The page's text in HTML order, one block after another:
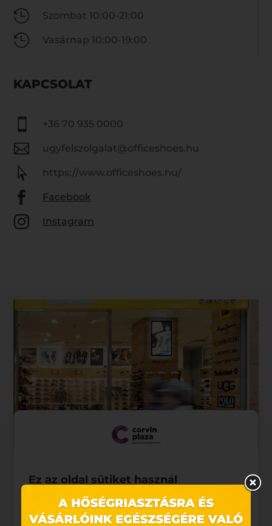
 Szombat 10:00-21:00
 Vasárnap 10:00-19:00
KAPCSOLAT
 +36 70 935 0000
 ugyfelszolgalat@officeshoes.hu
 https://www.officeshoes.hu/
 Facebook
 Instagram
Az üzletről
Ez az oldal sütiket használ
Weboldalunkon „cookie"-kat (továbbiakban „süti")
alkalmazunk. Ezek olyan fájlok, melyek információt